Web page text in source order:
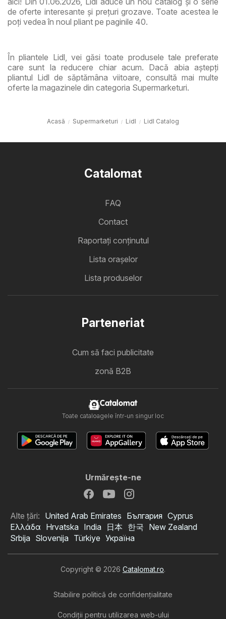
de oferte interesante și prețuri grozave. Toate acestea le
poți vedea în noul pliant pe paginile 40.
În pliantele Lidl, vei găsi toate produsele tale preferate
care sunt la reducere chiar acum. Dacă abia aștepți
pliantul Lidl de săptămâna viitoare, consultă mai multe
oferte la magazinele din categoria Supermarketuri.
Acasă Supermarketuri Lidl Lidl Catalog
Catalomat
FAQ
Contact
Raportați conținutul
Lista oraşelor
Lista produselor
Parteneriat
Cum să faci publicitate
zonă B2B
Catalomat
Toate cataloagele într-un singur loc
Urmăreşte-ne
Alte țări: United Arab Emirates България Cyprus
Ελλάδα Hrvatska India 日本 한국 New Zealand
Srbija Slovenija Türkiye Україна
Copyright © 2026 Catalomat.ro.
Stabilire politică de confidenţialitate
Condiţii pentru utilizarea web-ului